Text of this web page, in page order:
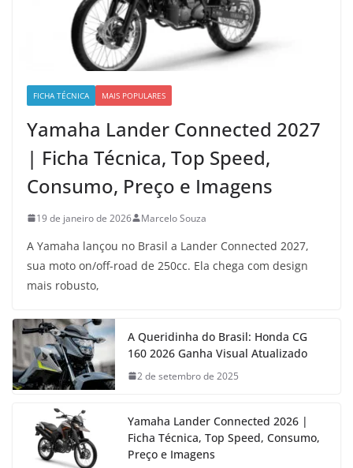
FICHA TÉCNICA MAIS POPULARES
Yamaha Lander Connected 2027
| Ficha Técnica, Top Speed,
Consumo, Preço e Imagens
19 de janeiro de 2026 Marcelo Souza
A Yamaha lançou no Brasil a Lander Connected 2027,
sua moto on/off-road de 250cc. Ela chega com design
mais robusto,
A Queridinha do Brasil: Honda CG
160 2026 Ganha Visual Atualizado
2 de setembro de 2025
Yamaha Lander Connected 2026 |
Ficha Técnica, Top Speed, Consumo,
Preço e Imagens